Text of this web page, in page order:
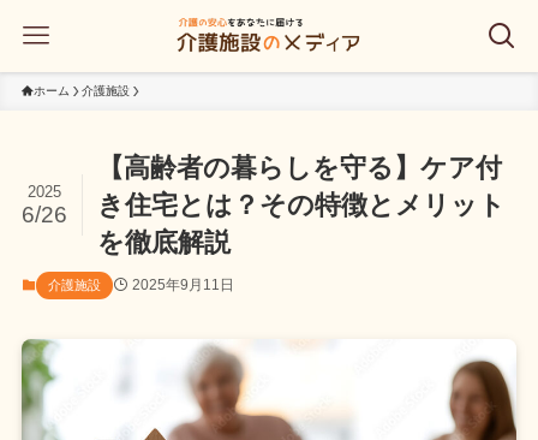
ホーム 介護施設
【高齢者の暮らしを守る】ケア付
き住宅とは？その特徴とメリット
を徹底解説
2025
6/26
介護施設 2025年9月11日